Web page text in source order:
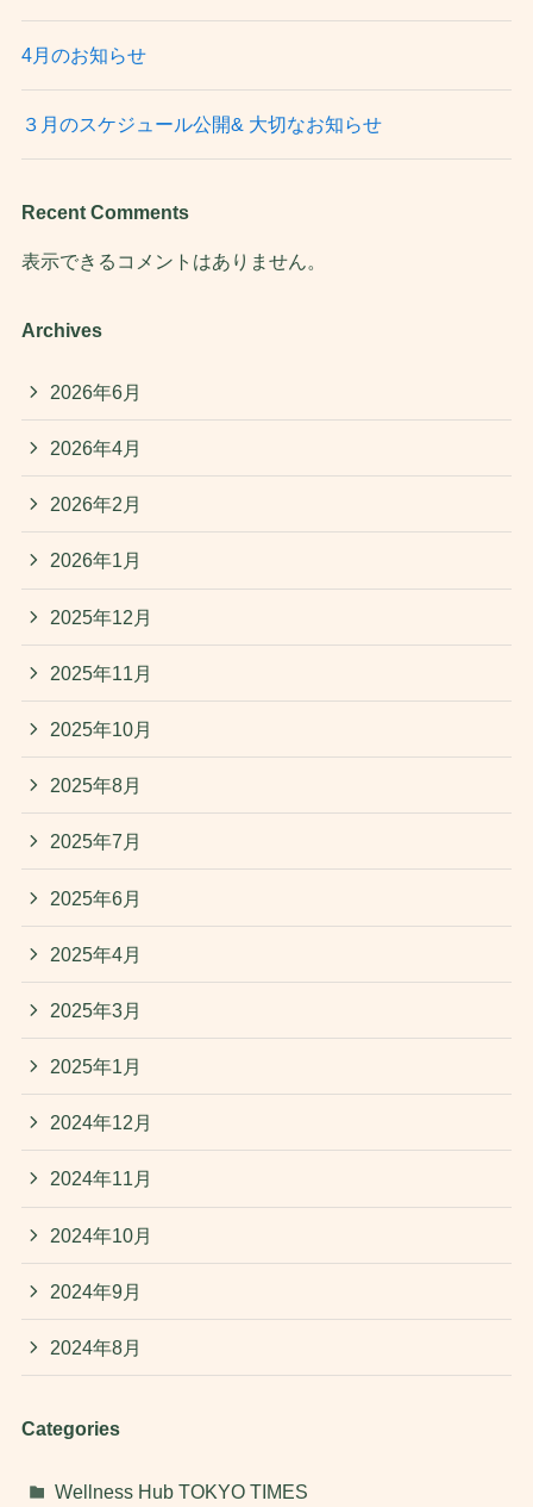
4月のお知らせ
３月のスケジュール公開& 大切なお知らせ
Recent Comments
表示できるコメントはありません。
Archives
2026年6月
2026年4月
2026年2月
2026年1月
2025年12月
2025年11月
2025年10月
2025年8月
2025年7月
2025年6月
2025年4月
2025年3月
2025年1月
2024年12月
2024年11月
2024年10月
2024年9月
2024年8月
Categories
Wellness Hub TOKYO TIMES